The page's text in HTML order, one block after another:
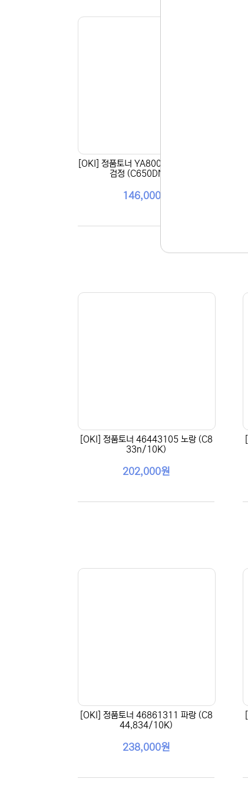
[OKI] 정품토너 YA8001-1088G036
검정 (C650DN/7K)
146,000원
[OKI] 정품토너 46443105 노랑 (C8
33n/10K)
202,000원
[OKI] 정품토너 46861311 파랑 (C8
44,834/10K)
238,000원